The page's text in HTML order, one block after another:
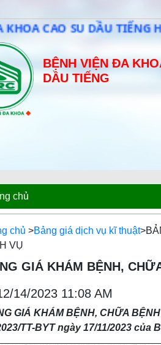
SU DẦU TIẾNG HƯỚNG
BỆNH VIỆN ĐA
DẦU TIẾNG
chủ
chủ >Bảng giá dịch vụ kĩ thuật
VỤ
GIÁ KHÁM BỆNH,
14/2023 11:08 AM
GIÁ KHÁM BỆNH, CHỮA
TT-BYT ngày 17/11/2023 của